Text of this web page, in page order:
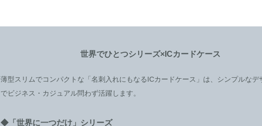
世界でひとつシリーズ×ICカードケース
薄型スリムでコンパクトな「名刺入れにもなるICカードケース」は、シンプルなデ
でビジネス・カジュアル問わず活躍します。
◆「世界に一つだけ」シリーズ